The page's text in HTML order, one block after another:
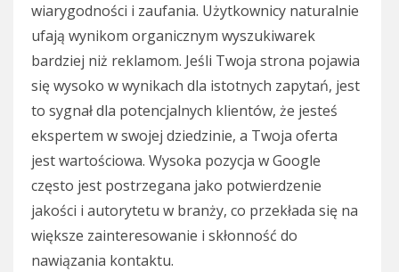
wiarygodności i zaufania. Użytkownicy naturalnie
ufają wynikom organicznym wyszukiwarek
bardziej niż reklamom. Jeśli Twoja strona pojawia
się wysoko w wynikach dla istotnych zapytań, jest
to sygnał dla potencjalnych klientów, że jesteś
ekspertem w swojej dziedzinie, a Twoja oferta
jest wartościowa. Wysoka pozycja w Google
często jest postrzegana jako potwierdzenie
jakości i autorytetu w branży, co przekłada się na
większe zainteresowanie i skłonność do
nawiązania kontaktu.